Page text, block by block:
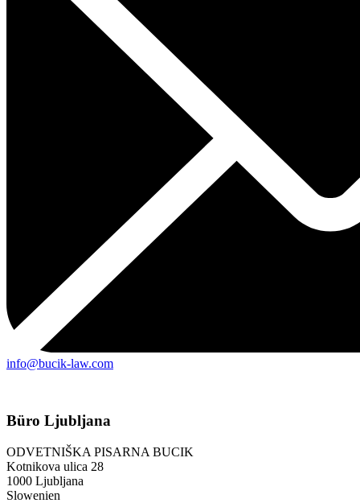
info@bucik-law.com
Büro Ljubljana
ODVETNIŠKA PISARNA BUCIK
Kotnikova ulica 28
1000 Ljubljana
Slowenien